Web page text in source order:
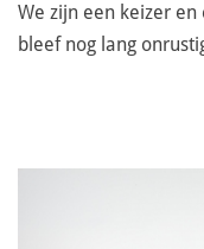
We zijn een keizer
bleef nog lang